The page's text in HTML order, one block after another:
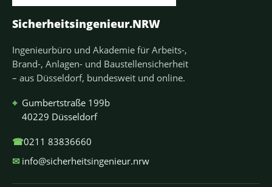
Sicherheitsingenieur.NRW
Ingenieurbüro und Akademie für Arbeits-,
Brand-, Anlagen- und Baustellensicherheit
– aus Düsseldorf, bundesweit und online.
⌖ Gumbertstraße 199b
40229 Düsseldorf
☎0211 83836660
✉ info@sicherheitsingenieur.nrw